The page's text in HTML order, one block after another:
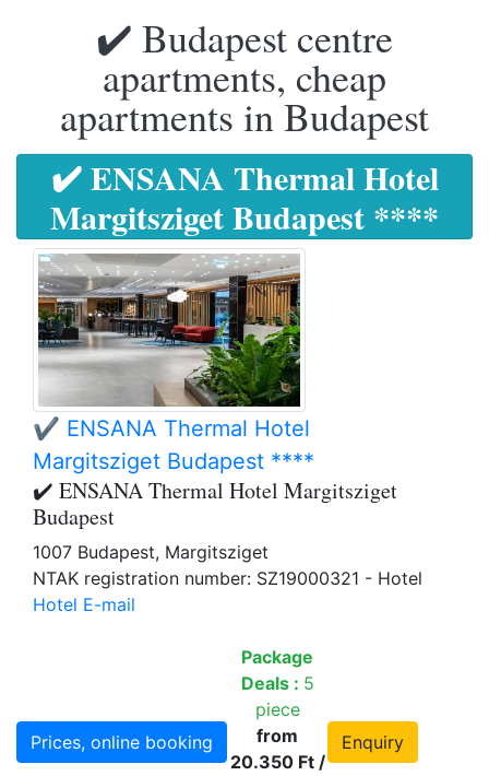
✔️ Budapest centre
apartments, cheap
apartments in Budapest
✔️ ENSANA Thermal Hotel
Margitsziget Budapest ****
✔️ ENSANA Thermal Hotel
Margitsziget Budapest ****
✔️ ENSANA Thermal Hotel Margitsziget
Budapest
1007 Budapest, Margitsziget
NTAK registration number: SZ19000321 - Hotel
Hotel E-mail
Prices, online booking Enquiry
Package
Deals : 5
piece
from
20.350 Ft /